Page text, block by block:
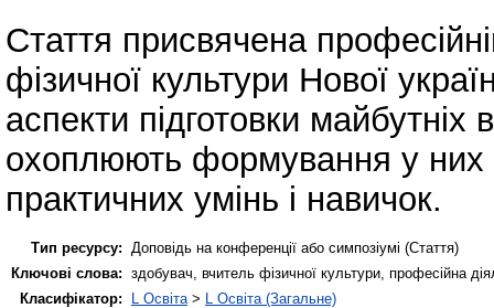
Стаття присвячена
фізичної культури Нової
аспекти підготовки майбутніх
охоплюють формування у них
практичних умінь і навичок.
Тип ресурсу:
Доповідь на конференції або симпозіумі (Стаття)
Ключові слова: здобувач, вчитель фізичної культури, професійна
Класифікатор:
L Освіта > L Освіта (Загальне)